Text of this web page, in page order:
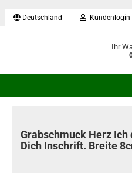
Deutschland Kundenlogin
Ihr
Grabschmuck Herz Ich
Dich Inschrift. Breite